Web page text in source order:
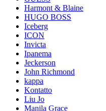
Harmont & Blaine
HUGO BOSS
Iceberg
ICON
Invicta
Ipanema
Jeckerson
John Richmond
kappa
Kontatto
Liu Jo
Manila Grace